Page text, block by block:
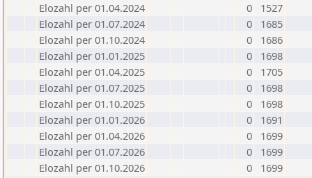
Elozahl per 01.04.2024
0
1527
Elozahl per 01.07.2024
0
1685
Elozahl per 01.10.2024
0
1686
Elozahl per 01.01.2025
0
1698
Elozahl per 01.04.2025
0
1705
Elozahl per 01.07.2025
0
1698
Elozahl per 01.10.2025
0
1698
Elozahl per 01.01.2026
0
1691
Elozahl per 01.04.2026
0
1699
Elozahl per 01.07.2026
0
1699
Elozahl per 01.10.2026
0 1699